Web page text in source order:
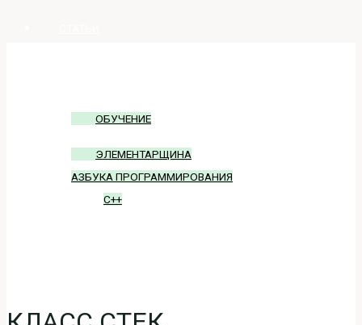
ОБУЧЕНИЕ
ЭЛЕМЕНТАРЩИНА
АЗБУКА ПРОГРАММИРОВАНИЯ
C++